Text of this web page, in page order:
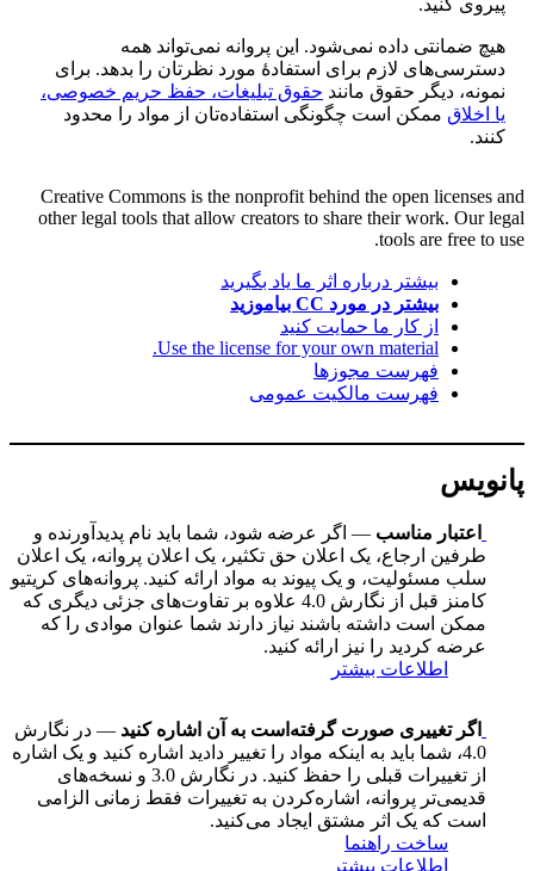
پیروی کنید.
هیچ ضمانتی داده نمی‌شود. این پروانه نمی‌تواند همه
دسترسی‌های لازم برای استفادهٔ مورد نظرتان را بدهد. برای
نمونه، دیگر حقوق مانند حقوق تبلیغات، حفظ حریم خصوصی،
یا اخلاق ممکن است چگونگی استفاده‌تان از مواد را محدود
کنند.
Creative Commons is the nonprofit behind the open licenses and
other legal tools that allow creators to share their work. Our legal
tools are free to use.
بیشتر درباره اثر ما یاد بگیرید
بیشتر در مورد CC بیاموزید
از کار ما حمایت کنید
Use the license for your own material.
فهرست مجوزها
فهرست مالکیت عمومی
پانویس
اعتبار مناسب — اگر عرضه شود، شما باید نام پدیدآورنده و
طرفین ارجاع، یک اعلان حق تکثیر، یک اعلان پروانه، یک اعلان
سلب مسئولیت، و یک پیوند به مواد ارائه کنید. پروانه‌های کریتیو
کامنز قبل از نگارش 4.0 علاوه بر تفاوت‌های جزئی دیگری که
ممکن است داشته باشند نیاز دارند شما عنوان موادی را که
عرضه کردید را نیز ارائه کنید.
اطلاعات بیشتر
اگر تغییری صورت گرفته‌است به آن اشاره کنید — در نگارش
4.0، شما باید به اینکه مواد را تغییر دادید اشاره کنید و یک اشاره
از تغییرات قبلی را حفظ کنید. در نگارش 3.0 و نسخه‌های
قدیمی‌تر پروانه، اشاره‌کردن به تغییرات فقط زمانی الزامی
است که یک اثر مشتق ایجاد می‌کنید.
ساخت راهنما
اطلاعات بیشتر